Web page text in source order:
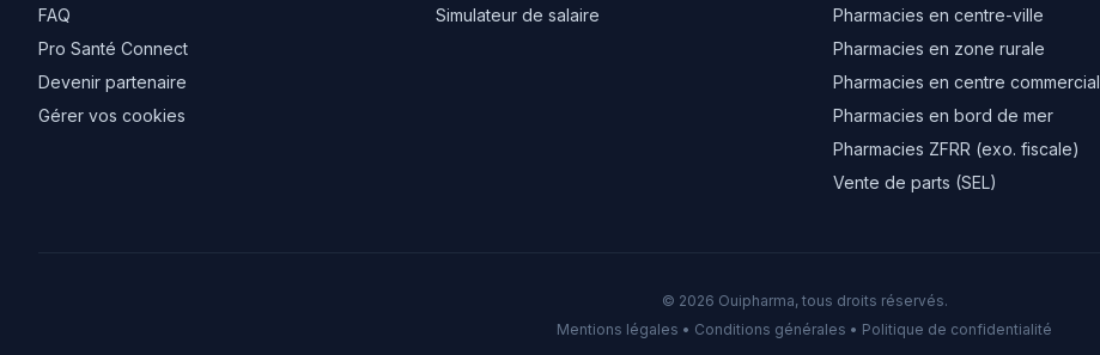
FAQ
Pro Santé Connect
Devenir partenaire
Gérer vos cookies
Simulateur de salaire
Pharmacies en centre-ville
Pharmacies en zone rurale
Pharmacies en centre commercial
Pharmacies en bord de mer
Pharmacies ZFRR (exo. fiscale)
Vente de parts (SEL)
© 2026 Ouipharma, tous droits réservés.
Mentions légales • Conditions générales • Politique de confidentialité